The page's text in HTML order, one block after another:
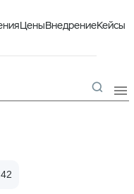
ЦеныВнедрениеКейсы
